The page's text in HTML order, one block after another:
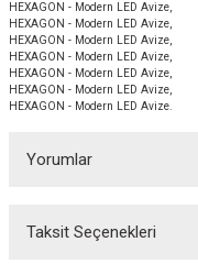
HEXAGON - Modern LED Avize,
HEXAGON - Modern LED Avize,
HEXAGON - Modern LED Avize,
HEXAGON - Modern LED Avize,
HEXAGON - Modern LED Avize,
HEXAGON - Modern LED Avize,
HEXAGON - Modern LED Avize.
Yorumlar
Taksit Seçenekleri